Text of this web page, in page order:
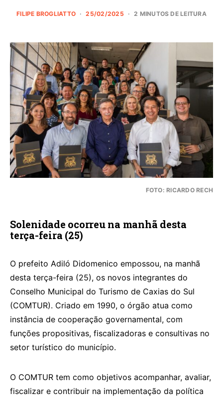
FILIPE BROGLIATTO 25/02/2025 2 MINUTOS DE LEITURA
FOTO: RICARDO RECH
Solenidade ocorreu na manhã desta
terça-feira (25)
O prefeito Adiló Didomenico empossou, na manhã
desta terça-feira (25), os novos integrantes do
Conselho Municipal do Turismo de Caxias do Sul
(COMTUR). Criado em 1990, o órgão atua como
instância de cooperação governamental, com
funções propositivas, fiscalizadoras e consultivas no
setor turístico do município.
O COMTUR tem como objetivos acompanhar, avaliar,
fiscalizar e contribuir na implementação da política